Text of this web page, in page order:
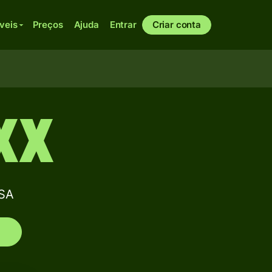
Preços Ajuda Entrar Criar conta